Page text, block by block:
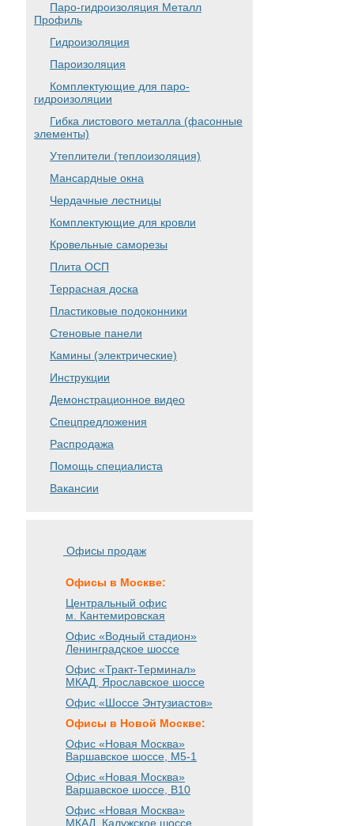
Паро-гидроизоляция Металл
Профиль
Гидроизоляция
Пароизоляция
Комплектующие для паро-
гидроизоляции
Гибка листового металла (фасонные
элементы)
Утеплители (теплоизоляция)
Мансардные окна
Чердачные лестницы
Комплектующие для кровли
Кровельные саморезы
Плита ОСП
Террасная доска
Пластиковые подоконники
Стеновые панели
Камины (электрические)
Инструкции
Демонстрационное видео
Спецпредложения
Распродажа
Помощь специалиста
Вакансии
Офисы продаж
Офисы в Москве:
Центральный офис
м. Кантемировская
Офис «Водный стадион»
Ленинградское шоссе
Офис «Тракт-Терминал»
МКАД, Ярославское шоссе
Офис «Шоссе Энтузиастов»
Офисы в Новой Москве:
Офис «Новая Москва»
Варшавское шоссе , М5-1
Офис «Новая Москва»
Варшавское шоссе , B10
Офис «Новая Москва»
МКАД, Калужское шоссе